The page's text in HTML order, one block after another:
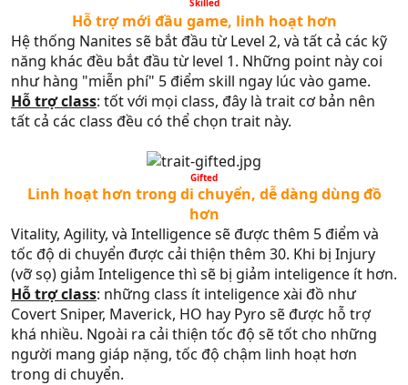
Skilled
Hỗ trợ mới đầu game, linh hoạt hơn
Hệ thống Nanites sẽ bắt đầu từ Level 2, và tất cả các kỹ
năng khác đều bắt đầu từ level 1. Những point này coi
như hàng "miễn phí" 5 điểm skill ngay lúc vào game.
Hỗ trợ class: tốt với mọi class, đây là trait cơ bản nên
tất cả các class đều có thể chọn trait này.
Gifted​
Linh hoạt hơn trong di chuyển, dễ dàng dùng đồ
hơn
Vitality, Agility, và Intelligence sẽ được thêm 5 điểm và
tốc độ di chuyển được cải thiện thêm 30. Khi bị Injury
(vỡ sọ) giảm Inteligence thì sẽ bị giảm inteligence ít hơn.
Hỗ trợ class: những class ít inteligence xài đồ như
Covert Sniper, Maverick, HO hay Pyro sẽ được hỗ trợ
khá nhiều. Ngoài ra cải thiện tốc độ sẽ tốt cho những
người mang giáp nặng, tốc độ chậm linh hoạt hơn
trong di chuyển.